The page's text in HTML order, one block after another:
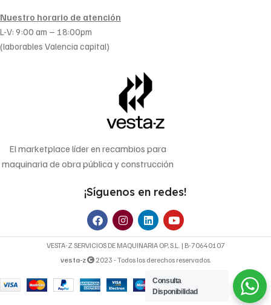
Nuestro horario de atención
L-V: 9:00 am – 18:00pm
(laborables Valencia capital)
El marketplace líder en recambios para
maquinaria de obra pública y construcción
¡Síguenos en redes!
VESTA-Z SERVICIOS DE MAQUINARIA OP, S.L. | B-70640107
vesta-z
2023 - Todos los derechos reservados.
13,28 €
Consulta
Disponibilidad